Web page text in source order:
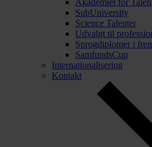
Akademiet for
SubUniversity
Science Talenter
Udvalgt til
Sprogdiplomer i
SamfundsCup
Internationalisering
Kontakt